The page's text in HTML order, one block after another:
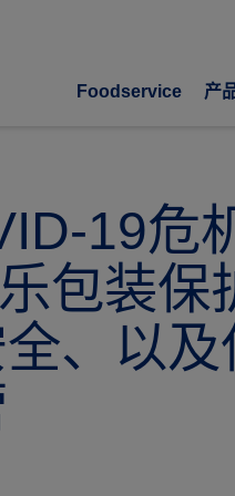
Foodservice 产
19危
包装保
、以